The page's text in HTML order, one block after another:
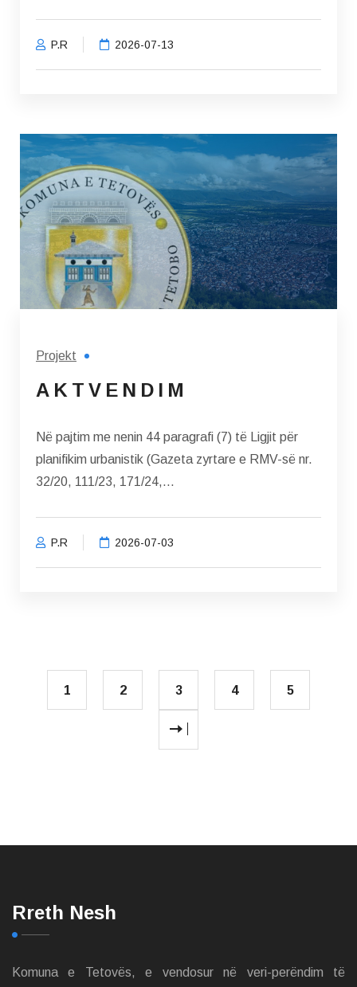
P.R 2026-07-13
Projekt
A K T V E N D I M
Në pajtim me nenin 44 paragrafi (7) të Ligjit për
planifikim urbanistik (Gazeta zyrtare e RMV-së nr.
32/20, 111/23, 171/24,...
P.R 2026-07-03
1 2 3 4 5
Rreth Nesh
Komuna e Tetovës, e vendosur në veri-perëndim të